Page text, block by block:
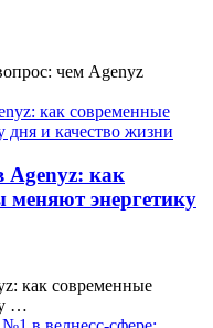
чем Agenyz
Agenyz: как
меняют энергетику
как современные
…